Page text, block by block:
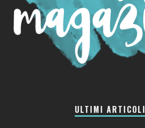
ULTIMI ARTICOLI